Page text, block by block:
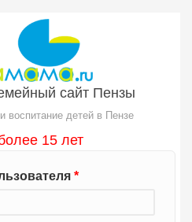
сайт Пензы
воспитание детей в Пензе
15 лет
*